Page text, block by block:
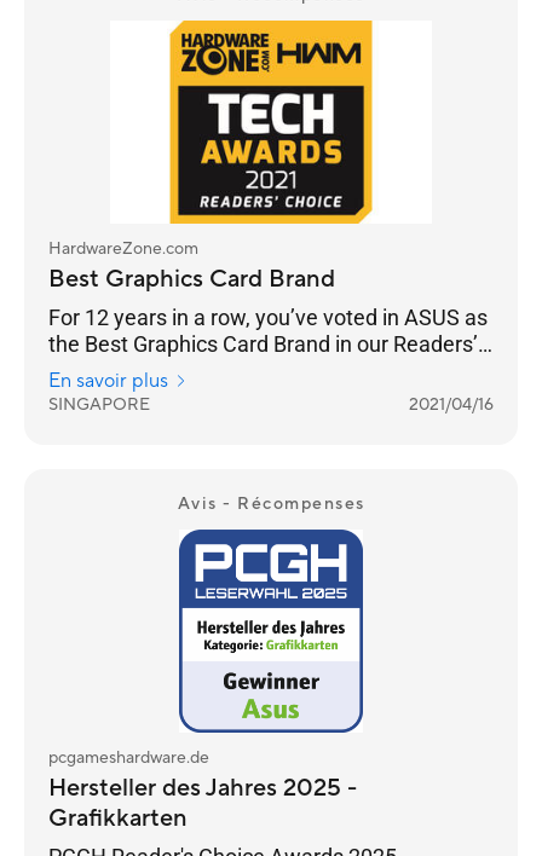
nothing to worry about.
HardwareZone.com
Best Graphics Card Brand
For 12 years in a row, you’ve voted in ASUS as
the Best Graphics Card Brand in our Readers’
Choice category.
En savoir plus
SINGAPORE 2021/04/16
Avis - Récompenses
pcgameshardware.de
Hersteller des Jahres 2025 -
Grafikkarten